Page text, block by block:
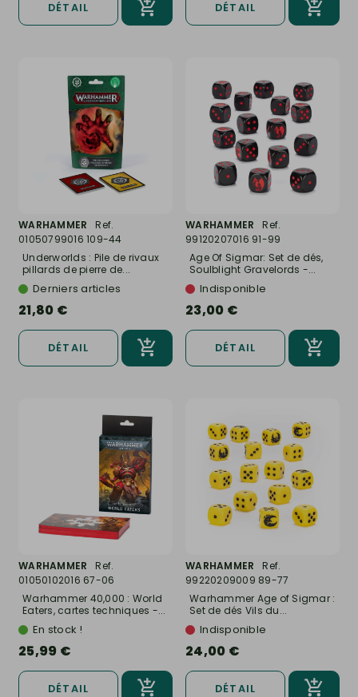
DÉTAIL DÉTAIL
WARHAMMER
Ref.
01050799016 109-44
Underworlds : Pile de rivaux
pillards de pierre de...
Derniers articles
21,80 €
DÉTAIL
WARHAMMER
Ref.
99120207016 91-99
Age Of Sigmar: Set de dés,
Soulblight Gravelords -...
Indisponible
23,00 €
DÉTAIL
WARHAMMER
Ref.
01050102016 67-06
Warhammer 40,000 : World
Eaters, cartes techniques -...
En stock !
25,99 €
DÉTAIL
WARHAMMER
Ref.
99220209009 89-77
Warhammer Age of Sigmar :
Set de dés Vils du...
Indisponible
24,00 €
DÉTAIL